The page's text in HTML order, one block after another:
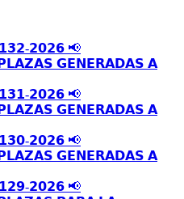
𝟮𝟬𝟮𝟲 📢
𝗚𝗘𝗡𝗘𝗥𝗔𝗗𝗔𝗦 𝗔
𝟮𝟬𝟮𝟲 📢
𝗚𝗘𝗡𝗘𝗥𝗔𝗗𝗔𝗦 𝗔
𝟮𝟬𝟮𝟲 📢
𝗚𝗘𝗡𝗘𝗥𝗔𝗗𝗔𝗦 𝗔
𝟮𝟬𝟮𝟲 📢